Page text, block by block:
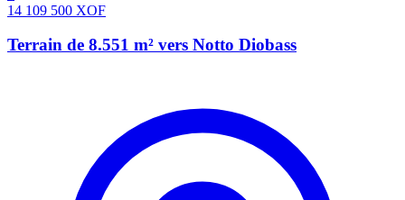
14 109 500 XOF
Terrain de 8.551 m² vers Notto Diobass